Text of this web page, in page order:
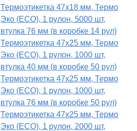
Термоэтикетка 47х18 мм, Термо
Эко (ECO), 1 рулон, 5000 шт,
втулка 76 мм (в коробке 14 рул)
Термоэтикетка 47х25 мм, Термо
Эко (ECO), 1 рулон, 1000 шт,
втулка 40 мм (в коробке 50 рул)
Термоэтикетка 47х25 мм, Термо
Эко (ECO), 1 рулон, 1000 шт,
втулка 76 мм (в коробке 50 рул)
Термоэтикетка 47х25 мм, Термо
Эко (ECO), 1 рулон, 2000 шт,